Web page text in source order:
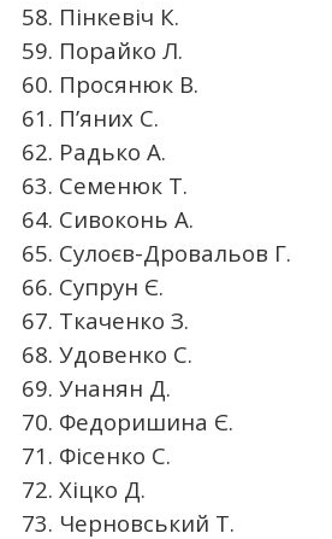
58. Пінкевіч К.
59. Порайко Л.
60. Просянюк В.
61. П’яних С.
62. Радько А.
63. Семенюк Т.
64. Сивоконь А.
65. Сулоєв-Дровальов Г.
66. Супрун Є.
67. Ткаченко З.
68. Удовенко С.
69. Унанян Д.
70. Федоришина Є.
71. Фісенко С.
72. Хіцко Д.
73. Черновський Т.